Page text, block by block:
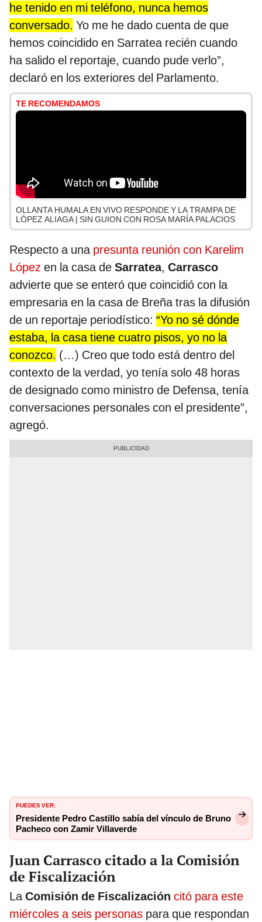
he tenido en mi teléfono, nunca hemos
conversado. Yo me he dado cuenta de que
hemos coincidido en Sarratea recién cuando
ha salido el reportaje, cuando pude verlo”,
declaró en los exteriores del Parlamento.
TE RECOMENDAMOS
OLLANTA HUMALA EN VIVO RESPONDE Y LA TRAMPA DE
LÓPEZ ALIAGA | SIN GUION CON ROSA MARÍA PALACIOS
Respecto a una presunta reunión con Karelim
López en la casa de Sarratea, Carrasco
advierte que se enteró que coincidió con la
empresaria en la casa de Breña tras la difusión
de un reportaje periodístico: “Yo no sé dónde
estaba, la casa tiene cuatro pisos, yo no la
conozco. (…) Creo que todo está dentro del
contexto de la verdad, yo tenía solo 48 horas
de designado como ministro de Defensa, tenía
conversaciones personales con el presidente”,
agregó.
PUEDES VER:
Presidente Pedro Castillo sabía del vínculo de Bruno
Pacheco con Zamir Villaverde
Juan Carrasco citado a la Comisión
de Fiscalización
LaComisión de Fiscalización citó para este
miércoles a seis personas para que respondan